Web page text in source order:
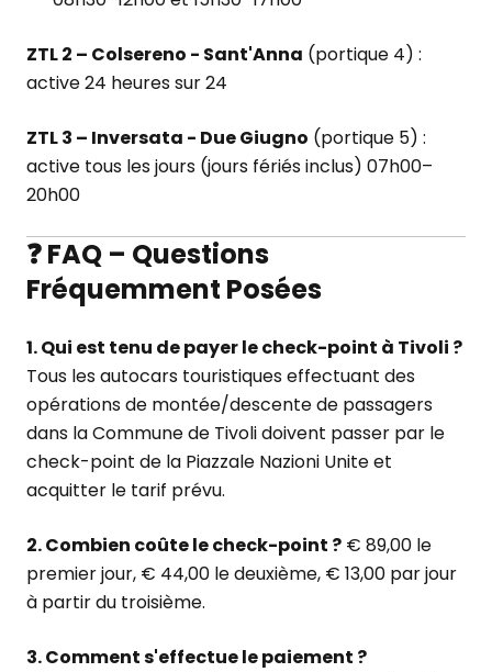
ZTL 2 – Colsereno - Sant'Anna (portique 4) :
active 24 heures sur 24
ZTL 3 – Inversata - Due Giugno (portique 5) :
active tous les jours (jours fériés inclus) 07h00–
20h00
❓ FAQ – Questions
Fréquemment Posées
1. Qui est tenu de payer le check-point à Tivoli ?
Tous les autocars touristiques effectuant des
opérations de montée/descente de passagers
dans la Commune de Tivoli doivent passer par le
check-point de la Piazzale Nazioni Unite et
acquitter le tarif prévu.
2. Combien coûte le check-point ? € 89,00 le
premier jour, € 44,00 le deuxième, € 13,00 par jour
à partir du troisième.
3. Comment s'effectue le paiement ?